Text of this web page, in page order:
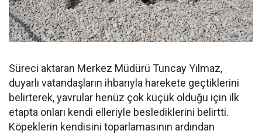
Süreci aktaran Merkez Müdürü Tuncay Yılmaz,
duyarlı vatandaşların ihbarıyla harekete geçtiklerini
belirterek, yavrular henüz çok küçük olduğu için ilk
etapta onları kendi elleriyle beslediklerini belirtti.
Köpeklerin kendisini toparlamasının ardından